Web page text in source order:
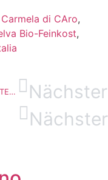
Carmela di CAro,
Bio-Feinkost,
NÄCHSTER ARTIKEL
Nächster
Nächster